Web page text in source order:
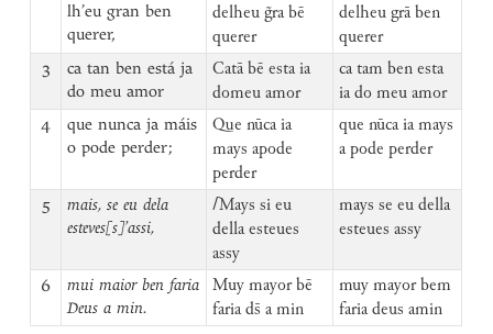
lh’eu gran ben
querer,
delheu g̃ra bē
querer
delheu grā ben
querer
3
ca tan ben está ja
do meu amor
Catā bē esta ia
domeu amor
ca tam ben esta
ia do meu amor
4
que nunca ja máis
o pode perder;
Que nūca ia
mays apode
perder
que nūca ia mays
a pode perder
5
mais, se eu dela
esteves[s]’assi,
⌈Mays si eu
della esteues
assy
mays se eu della
esteues assy
6
mui maior ben faria
Deus a min.
Muy mayor bē
faria ds̄ a min
muy mayor bem
faria deus amin